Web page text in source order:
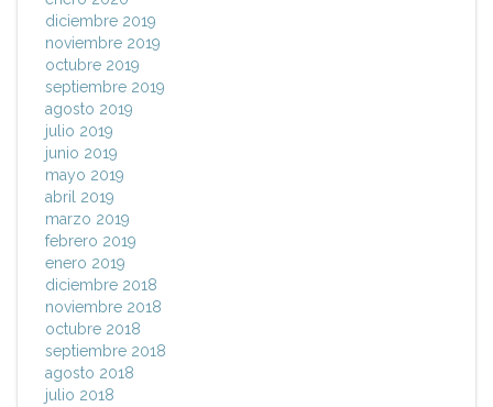
diciembre 2019
noviembre 2019
octubre 2019
septiembre 2019
agosto 2019
julio 2019
junio 2019
mayo 2019
abril 2019
marzo 2019
febrero 2019
enero 2019
diciembre 2018
noviembre 2018
octubre 2018
septiembre 2018
agosto 2018
julio 2018